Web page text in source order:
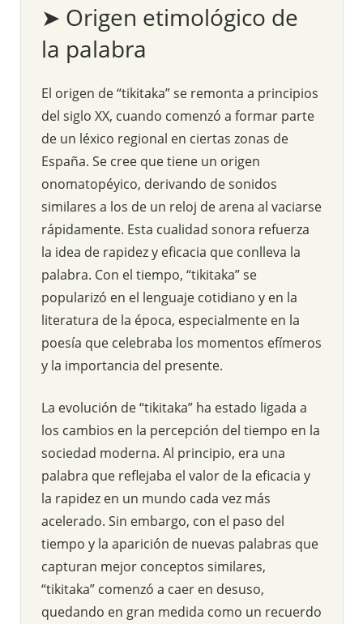
➤ Origen etimológico de
la palabra
El origen de “tikitaka” se remonta a principios
del siglo XX, cuando comenzó a formar parte
de un léxico regional en ciertas zonas de
España. Se cree que tiene un origen
onomatopéyico, derivando de sonidos
similares a los de un reloj de arena al vaciarse
rápidamente. Esta cualidad sonora refuerza
la idea de rapidez y eficacia que conlleva la
palabra. Con el tiempo, “tikitaka” se
popularizó en el lenguaje cotidiano y en la
literatura de la época, especialmente en la
poesía que celebraba los momentos efímeros
y la importancia del presente.
La evolución de “tikitaka” ha estado ligada a
los cambios en la percepción del tiempo en la
sociedad moderna. Al principio, era una
palabra que reflejaba el valor de la eficacia y
la rapidez en un mundo cada vez más
acelerado. Sin embargo, con el paso del
tiempo y la aparición de nuevas palabras que
capturan mejor conceptos similares,
“tikitaka” comenzó a caer en desuso,
quedando en gran medida como un recuerdo